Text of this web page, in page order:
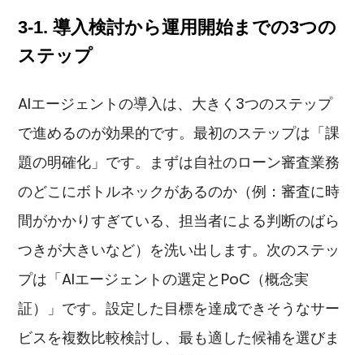
3-1. 導入検討から運用開始までの3つの
ステップ
AIエージェントの導入は、大きく3つのステップ
で進めるのが効果的です。最初のステップは「課
題の明確化」です。まずは自社のローン審査業務
のどこにボトルネックがあるのか（例：審査に時
間がかかりすぎている、担当者による判断のばら
つきが大きいなど）を洗い出します。次のステッ
プは「AIエージェントの選定とPoC（概念実
証）」です。設定した目標を達成できそうなサー
ビスを複数比較検討し、最も適した候補を選びま